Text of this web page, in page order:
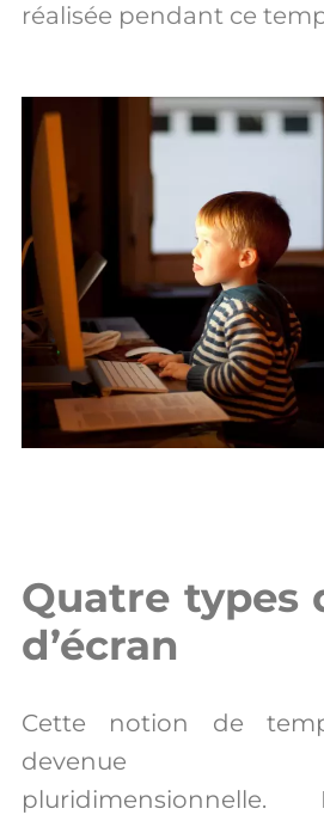
réalisée pendant ce
Quatre types
d’écran
Cette notion de
devenue